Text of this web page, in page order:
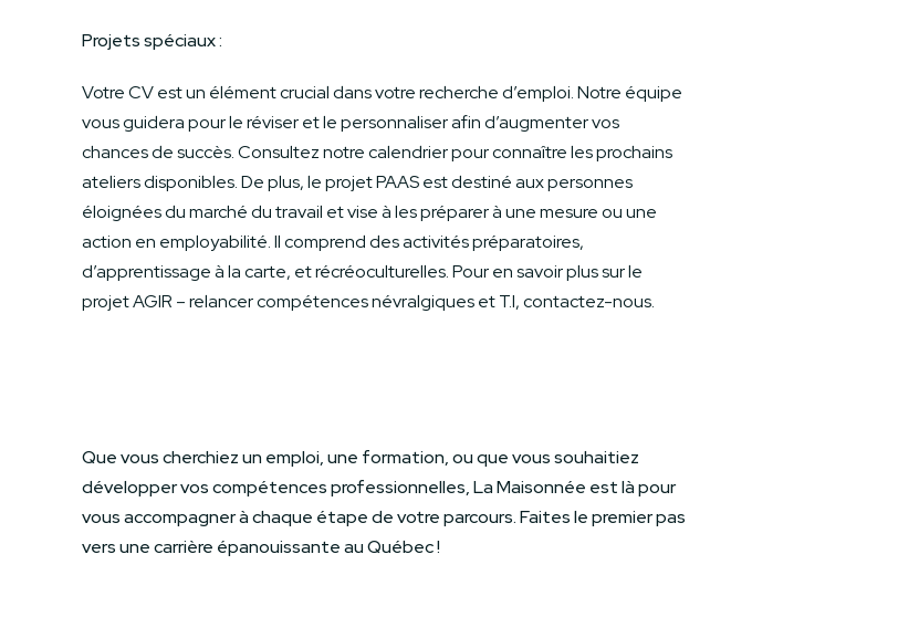
Projets spéciaux :
Votre CV est un élément crucial dans votre recherche d’emploi. Notre équipe
vous guidera pour le réviser et le personnaliser afin d’augmenter vos
chances de succès. Consultez notre calendrier pour connaître les prochains
ateliers disponibles. De plus, le projet PAAS est destiné aux personnes
éloignées du marché du travail et vise à les préparer à une mesure ou une
action en employabilité. Il comprend des activités préparatoires,
d’apprentissage à la carte, et récréoculturelles. Pour en savoir plus sur le
projet AGIR – relancer compétences névralgiques et T.I, contactez-nous.
Que vous cherchiez un emploi, une formation, ou que vous souhaitiez
développer vos compétences professionnelles, La Maisonnée est là pour
vous accompagner à chaque étape de votre parcours. Faites le premier pas
vers une carrière épanouissante au Québec !